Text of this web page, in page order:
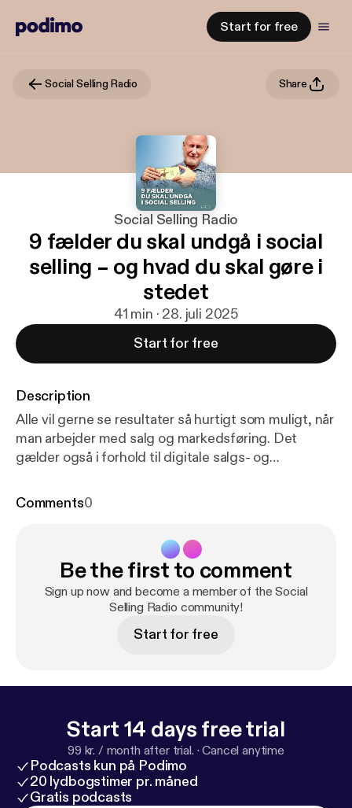
Start for free
Social Selling Radio Share
Social Selling Radio
9 fælder du skal undgå i social
selling – og hvad du skal gøre i
stedet
41 min · 28. juli 2025
Start for free
Description
Alle vil gerne se resultater så hurtigt som muligt, når
man arbejder med salg og markedsføring. Det
gælder også i forhold til digitale salgs- og
Imidlertid er det ikke kun lutter lagkage at
Faktisk er det rigtig hårdt arbejde, og der er efter
vores mening ni bestemte fælder, som man skal
være ekstra opmærksom på. Derfor har vi lavet en
podcast-episode med det formål at hjælpe social
media managers, marketing managers,
en række forskellige tiltag helt at undgå disse
med et social selling-projekt bedst muligt på, til at
styre og udrulle projektet med størst muligt kraft og
effekt.
Comments0
Be the first to comment
Sign up now and become a member of the Social
Selling Radio community!
Start for free
Start 14 days free trial
99 kr. / month after trial. ·Cancel anytime
Podcasts kun på Podimo
20 lydbogstimer pr. måned
Gratis podcasts